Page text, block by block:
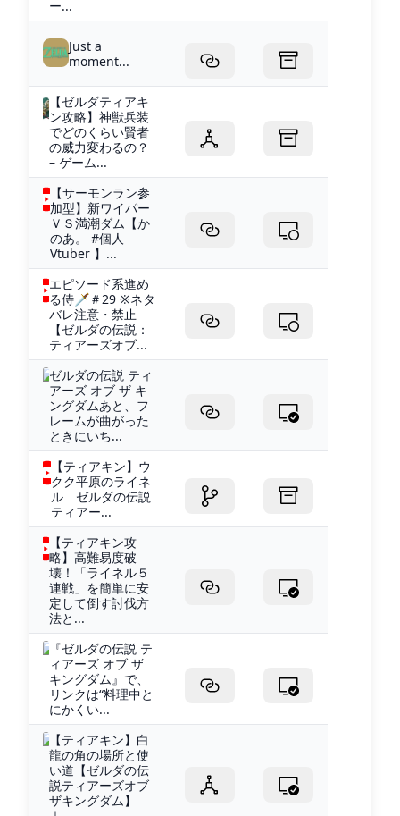
ー...
Just a
moment...
【ゼルダティアキ
ン攻略】神獣兵装
でどのくらい賢者
の威力変わるの？
– ゲーム...
【サーモンラン参
加型】新ワイパー
ＶＳ満潮ダム【か
のあ。 #個人
Vtuber 】...
エピソード系進め
る侍🗡＃29 ※ネタ
バレ注意・禁止
【ゼルダの伝説：
ティアーズオブ...
ゼルダの伝説 ティ
アーズ オブ ザ キ
ングダムあと、フ
レームが曲がった
ときにいち...
【ティアキン】ウ
クク平原のライネ
ル ゼルダの伝説
ティアー...
【ティアキン攻
略】高難易度破
壊！「ライネル５
連戦」を簡単に安
定して倒す討伐方
法と...
『ゼルダの伝説 テ
ィアーズ オブ ザ
キングダム』で、
リンクは“料理中と
にかくい...
【ティアキン】白
龍の角の場所と使
い道【ゼルダの伝
説ティアーズオブ
ザキングダム】